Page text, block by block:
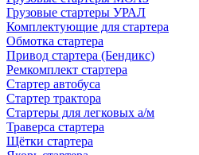
Грузовые стартеры УРАЛ
Комплектующие для стартера
Обмотка стартера
Привод стартера (Бендикс)
Ремкомплект стартера
Стартер автобуса
Стартер трактора
Стартеры для легковых а/м
Траверса стартера
Щётки стартера